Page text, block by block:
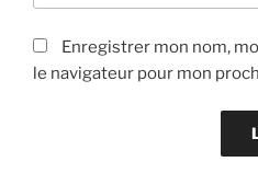
Enregistrer mon nom,
le navigateur pour mon